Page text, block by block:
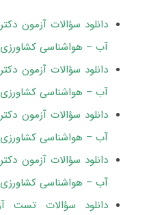
آب – هواشناسی کشاورزی
آب – هواشناسی کشاورزی
آب – هواشناسی کشاورزی
آب – هواشناسی کشاورزی